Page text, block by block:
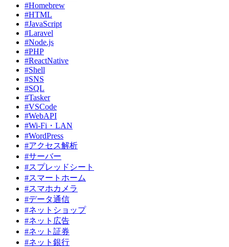
#Homebrew
#HTML
#JavaScript
#Laravel
#Node.js
#PHP
#ReactNative
#Shell
#SNS
#SQL
#Tasker
#VSCode
#WebAPI
#Wi-Fi・LAN
#WordPress
#アクセス解析
#サーバー
#スプレッドシート
#スマートホーム
#スマホカメラ
#データ通信
#ネットショップ
#ネット広告
#ネット証券
#ネット銀行